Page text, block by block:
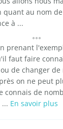
quant au nom
à ...
prenant
faut faire
de changer de
on ne peut
connais de
En savoir plus